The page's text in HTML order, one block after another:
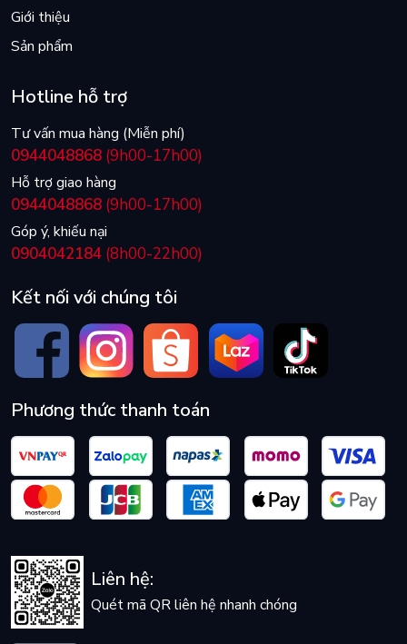
Giới thiệu
Sản phẩm
Hotline hỗ trợ
Tư vấn mua hàng (Miễn phí)
0944048868 (9h00-17h00)
Hỗ trợ giao hàng
0944048868 (9h00-17h00)
Góp ý, khiếu nại
0904042184 (8h00-22h00)
Kết nối với chúng tôi
Phương thức thanh toán
Liên hệ:
Quét mã QR liên hệ nhanh chóng